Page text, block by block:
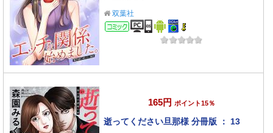
双葉社
コミック
165円 ポイント15％
逝ってください旦那様 分冊版 ： 13